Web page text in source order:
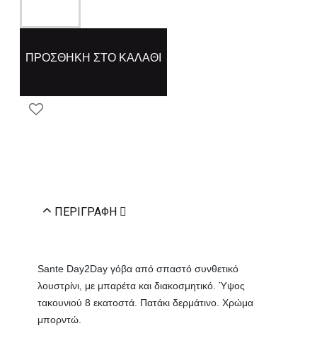
ΠΡΟΣΘΉΚΗ ΣΤΟ ΚΑΛΆΘΙ
ΠΕΡΙΓΡΑΦΉ
Sante Day2Day γόβα από σπαστό συνθετικό
λουστρίνι, με μπαρέτα και διακοσμητικό. Ύψος
τακουνιού 8 εκατοστά. Πατάκι δερμάτινο. Χρώμα
μπορντώ.